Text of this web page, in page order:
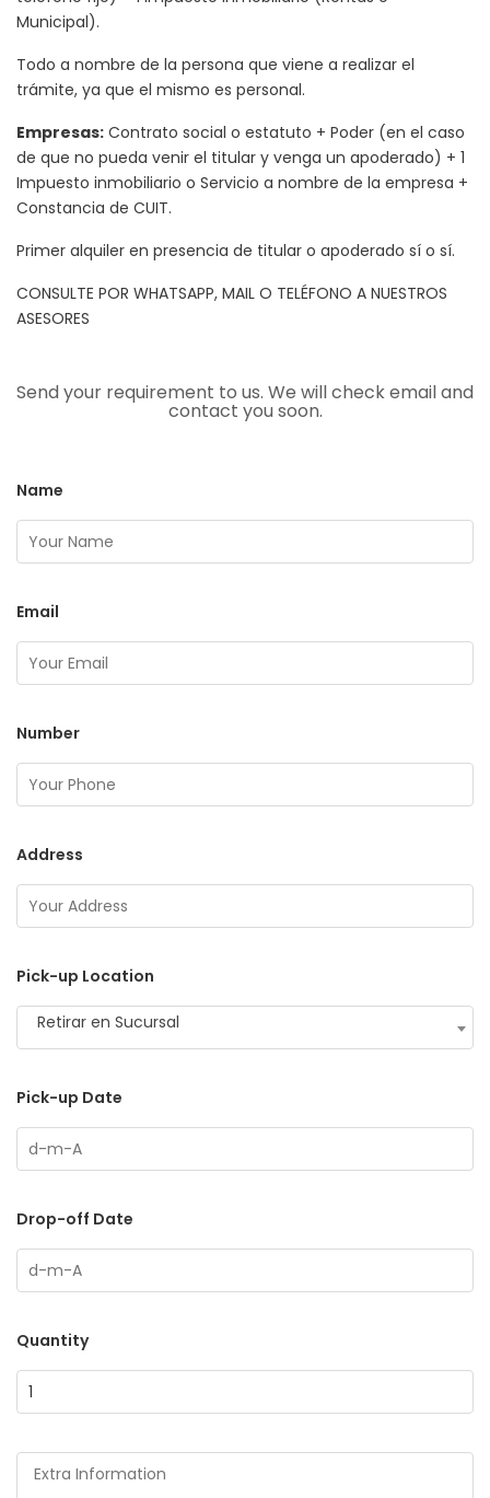
Municipal).
Todo a nombre de la persona que viene a realizar el
trámite, ya que el mismo es personal.
Empresas: Contrato social o estatuto + Poder (en el caso
de que no pueda venir el titular y venga un apoderado) + 1
Impuesto inmobiliario o Servicio a nombre de la empresa +
Constancia de CUIT.
Primer alquiler en presencia de titular o apoderado sí o sí.
CONSULTE POR WHATSAPP, MAIL O TELÉFONO A NUESTROS
ASESORES
Send your requirement to us. We will check email and
contact you soon.
Name
Email
Number
Address
Pick-up Location
Retirar en Sucursal
Pick-up Date
Drop-off Date
Quantity